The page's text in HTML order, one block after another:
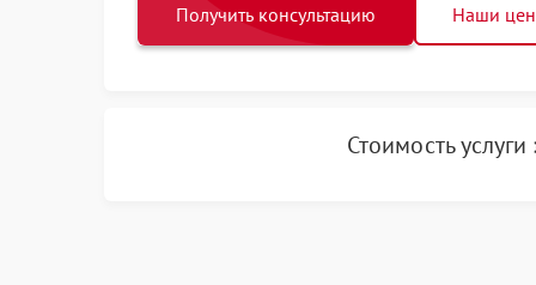
Получить консультацию Наши
Стоимость услуги